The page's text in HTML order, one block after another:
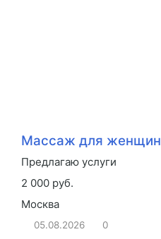
Массаж для женщин
Предлагаю услуги
2 000 руб.
Москва
05.08.2026 0